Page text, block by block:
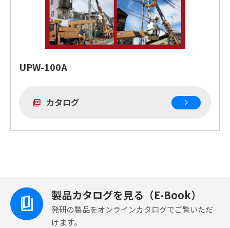
UPW-100A
picture_as_pdf カタログ
book_5 製品カタログを見る（E-Book）
発研の製品をオンラインカタログでご覧いただ
けます。